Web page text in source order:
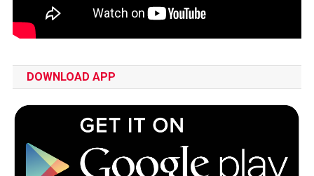
DOWNLOAD APP